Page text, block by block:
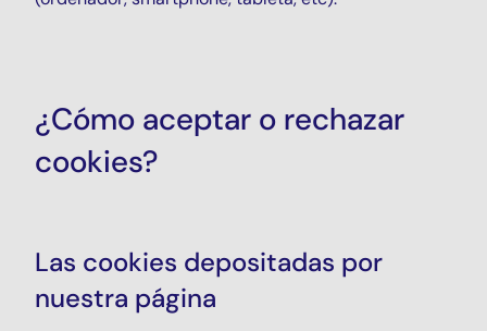
¿Cómo aceptar o rechazar
cookies?
Las cookies depositadas por
nuestra página